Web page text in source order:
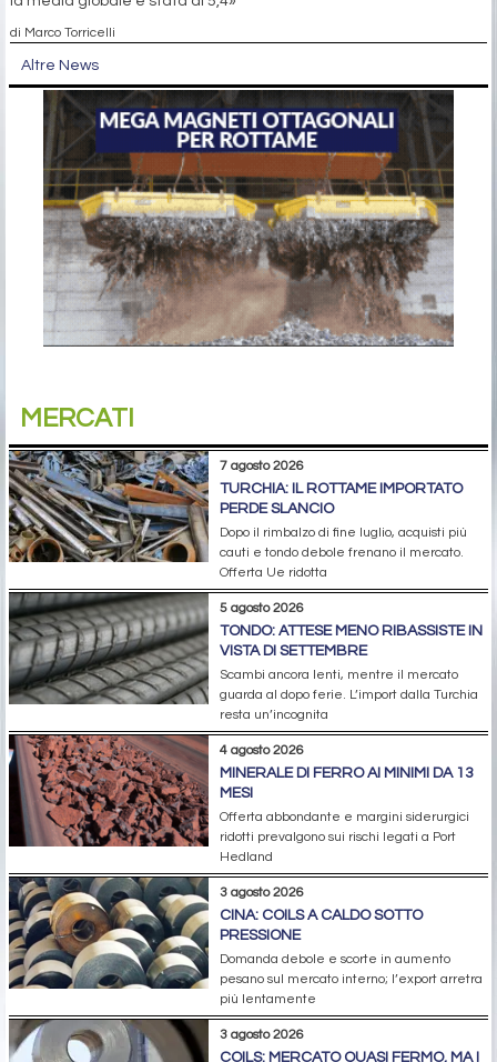
di Marco Torricelli
Altre News
MERCATI
7 agosto 2026
TURCHIA: IL ROTTAME IMPORTATO
PERDE SLANCIO
Dopo il rimbalzo di fine luglio, acquisti più
cauti e tondo debole frenano il mercato.
Offerta Ue ridotta
5 agosto 2026
TONDO: ATTESE MENO RIBASSISTE IN
VISTA DI SETTEMBRE
Scambi ancora lenti, mentre il mercato
guarda al dopo ferie. L’import dalla Turchia
resta un’incognita
4 agosto 2026
MINERALE DI FERRO AI MINIMI DA 13
MESI
Offerta abbondante e margini siderurgici
ridotti prevalgono sui rischi legati a Port
Hedland
3 agosto 2026
CINA: COILS A CALDO SOTTO
PRESSIONE
Domanda debole e scorte in aumento
pesano sul mercato interno; l’export arretra
più lentamente
3 agosto 2026
COILS: MERCATO QUASI FERMO, MA I